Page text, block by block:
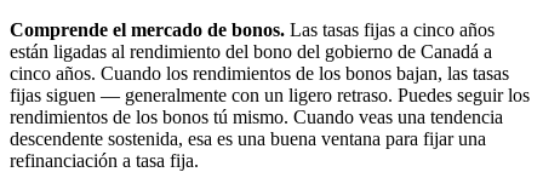
Comprende el mercado de bonos. Las tasas fijas a cinco años
están ligadas al rendimiento del bono del gobierno de Canadá a
cinco años. Cuando los rendimientos de los bonos bajan, las tasas
fijas siguen — generalmente con un ligero retraso. Puedes seguir los
rendimientos de los bonos tú mismo. Cuando veas una tendencia
descendente sostenida, esa es una buena ventana para fijar una
refinanciación a tasa fija.